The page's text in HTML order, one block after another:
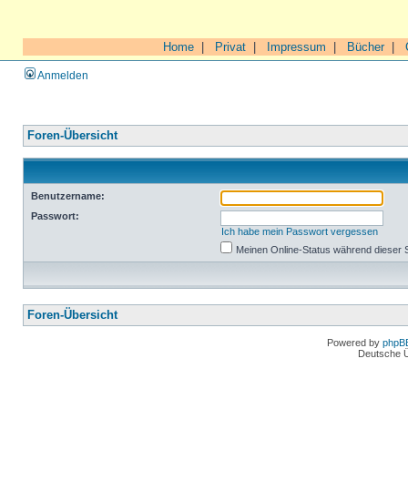
Home Privat Impressum Bücher|
Anmelden
Foren-Übersicht
Benutzername:
Passwort:
Ich habe mein Passwort vergessen
Meinen Online-Status während dieser
Foren-Übersicht
Powered by
Deutsche